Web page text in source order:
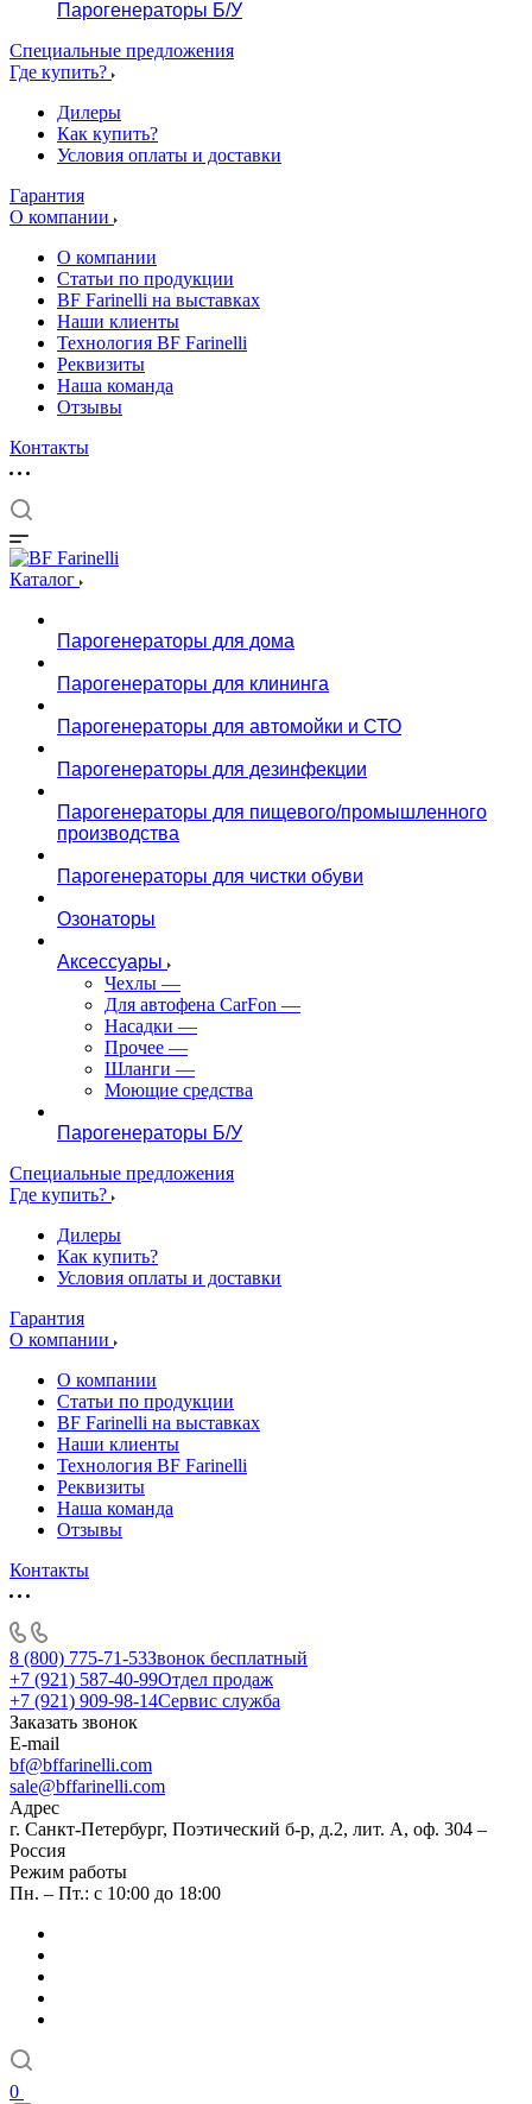
Парогенераторы Б/У
Специальные предложения
Где купить?
Дилеры
Как купить?
Условия оплаты и доставки
Гарантия
О компании
О компании
Статьи по продукции
BF Farinelli на выставках
Наши клиенты
Технология BF Farinelli
Реквизиты
Наша команда
Отзывы
Контакты
Каталог
Парогенераторы для дома
Парогенераторы для клининга
Парогенераторы для автомойки и СТО
Парогенераторы для дезинфекции
Парогенераторы для пищевого/промышленного
производства
Парогенераторы для чистки обуви
Озонаторы
Аксессуары
Чехлы —
Для автофена CarFon —
Насадки —
Прочее —
Шланги —
Моющие средства
Парогенераторы Б/У
Специальные предложения
Где купить?
Дилеры
Как купить?
Условия оплаты и доставки
Гарантия
О компании
О компании
Статьи по продукции
BF Farinelli на выставках
Наши клиенты
Технология BF Farinelli
Реквизиты
Наша команда
Отзывы
Контакты
8 (800) 775-71-53Звонок бесплатный
+7 (921) 587-40-99Отдел продаж
+7 (921) 909-98-14Сервис служба
Заказать звонок
E-mail
bf@bffarinelli.com
sale@bffarinelli.com
Адрес
г. Санкт-Петербург, Поэтический б-р, д.2, лит. А, оф. 304 –
Россия
Режим работы
Пн. – Пт.: с 10:00 до 18:00
0